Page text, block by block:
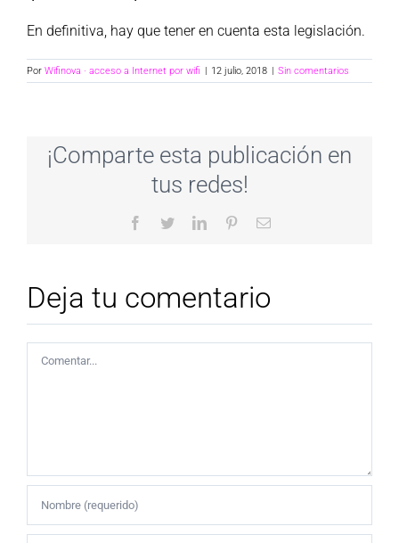
En definitiva, hay que tener en cuenta esta legislación.
Por Wifinova · acceso a Internet por wifi | 12 julio, 2018 | Sin comentarios
¡Comparte esta publicación en
tus redes!
Facebook
TwitterLinkedInPinterestCorreo
Deja tu comentario